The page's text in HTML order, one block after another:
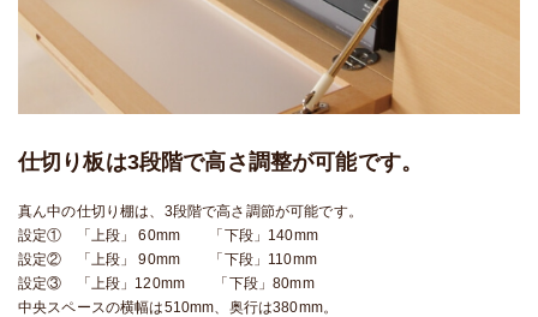
仕切り板は3段階で高さ調整が可能です。
真ん中の仕切り棚は、3段階で高さ調節が可能です。
設定① 「上段」 60mm 「下段」140mm
設定② 「上段」 90mm 「下段」110mm
設定③ 「上段」120mm 「下段」80mm
中央スペースの横幅は510mm、奥行は380mm。